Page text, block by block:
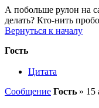
А побольше рулон на
делать? Кто-нить
Вернуться к началу
Гость
Цитата
Сообщение Гость » 15